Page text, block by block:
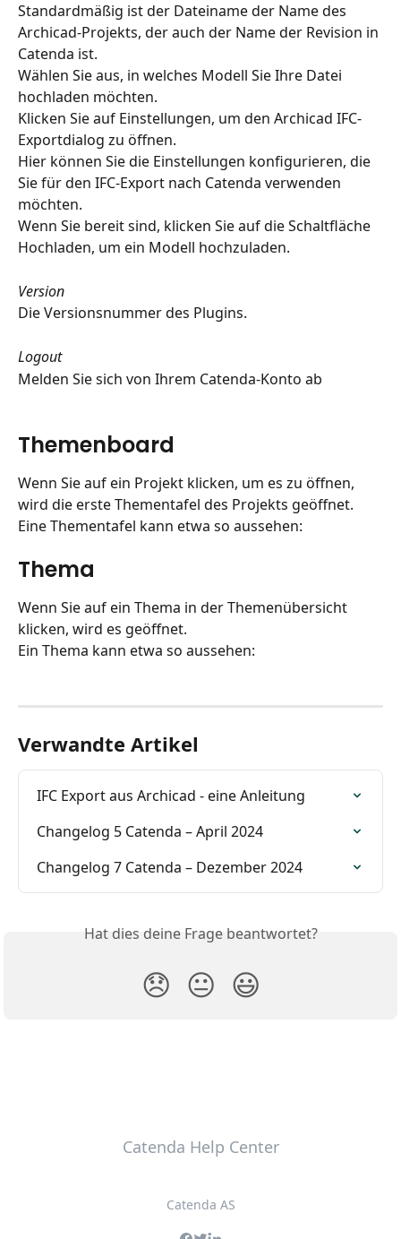
Standardmäßig ist der Dateiname der Name des
Archicad-Projekts, der auch der Name der Revision in
Catenda ist.
Wählen Sie aus, in welches Modell Sie Ihre Datei
hochladen möchten.
Klicken Sie auf Einstellungen, um den Archicad IFC-
Exportdialog zu öffnen.
Hier können Sie die Einstellungen konfigurieren, die
Sie für den IFC-Export nach Catenda verwenden
möchten.
Wenn Sie bereit sind, klicken Sie auf die Schaltfläche
Hochladen, um ein Modell hochzuladen.
Version
Die Versionsnummer des Plugins.
Logout
Melden Sie sich von Ihrem Catenda-Konto ab
Themenboard
Wenn Sie auf ein Projekt klicken, um es zu öffnen,
wird die erste Thementafel des Projekts geöffnet.
Eine Thementafel kann etwa so aussehen:
Thema
Wenn Sie auf ein Thema in der Themenübersicht
klicken, wird es geöffnet.
Ein Thema kann etwa so aussehen:
Verwandte Artikel
IFC Export aus Archicad - eine Anleitung
Changelog 5 Catenda – April 2024
Changelog 7 Catenda – Dezember 2024
Hat dies deine Frage beantwortet?
😞 😐 😃
Catenda Help Center
Catenda AS